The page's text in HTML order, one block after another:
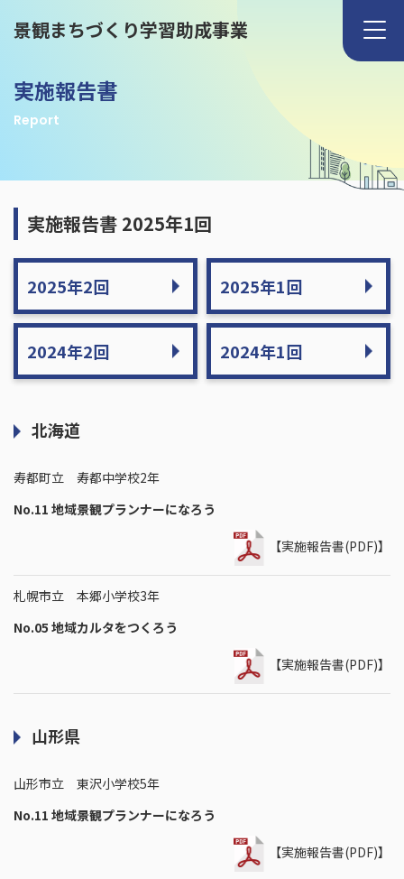
景観まちづくり学習助成事業
実施報告書
Report
実施報告書 2025年1回
2025年2回 2025年1回
2024年2回 2024年1回
北海道
寿都町立 寿都中学校2年
No.11 地域景観プランナーになろう
【実施報告書(PDF)】
札幌市立 本郷小学校3年
No.05 地域カルタをつくろう
【実施報告書(PDF)】
山形県
山形市立 東沢小学校5年
No.11 地域景観プランナーになろう
【実施報告書(PDF)】